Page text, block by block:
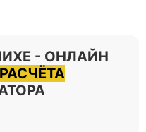
- ОНЛАЙН
РАСЧЁТА